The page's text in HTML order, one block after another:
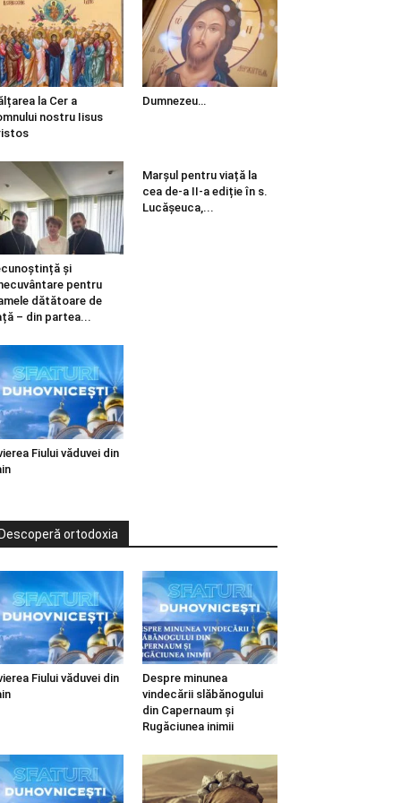
la Cer a
nostru Iisus
Dumnezeu…
și
pentru
dătătoare de
– din partea...
Marșul pentru viață la
cea de-a II-a ediție în s.
Lucășeuca,...
Fiului văduvei din
ortodoxia
Fiului văduvei din
Despre minunea
vindecării slăbănogului
din Capernaum și
Rugăciunea inimii